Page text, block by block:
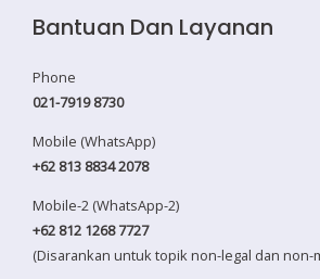
Bantuan Dan Layanan
Phone
021-7919 8730
Mobile (WhatsApp)
+62 813 8834 2078
Mobile-2 (WhatsApp-2)
+62 812 1268 7727
(Disarankan untuk topik non-legal dan non-